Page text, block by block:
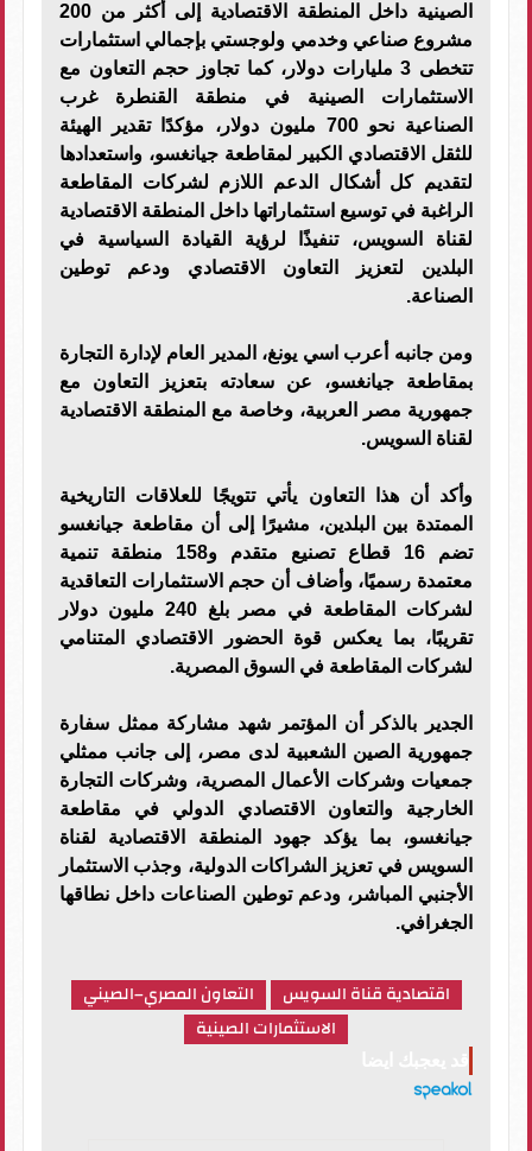
الصينية داخل المنطقة الاقتصادية إلى أكثر من 200
مشروع صناعي وخدمي ولوجستي بإجمالي استثمارات
تتخطى 3 مليارات دولار، كما تجاوز حجم التعاون مع
الاستثمارات الصينية في منطقة القنطرة غرب
الصناعية نحو 700 مليون دولار، مؤكدًا تقدير الهيئة
للثقل الاقتصادي الكبير لمقاطعة جيانغسو، واستعدادها
لتقديم كل أشكال الدعم اللازم لشركات المقاطعة
الراغبة في توسيع استثماراتها داخل المنطقة الاقتصادية
لقناة السويس، تنفيذًا لرؤية القيادة السياسية في
البلدين لتعزيز التعاون الاقتصادي ودعم توطين
الصناعة.
ومن جانبه أعرب اسي يونغ، المدير العام لإدارة التجارة
بمقاطعة جيانغسو، عن سعادته بتعزيز التعاون مع
جمهورية مصر العربية، وخاصة مع المنطقة الاقتصادية
لقناة السويس.
وأكد أن هذا التعاون يأتي تتويجًا للعلاقات التاريخية
الممتدة بين البلدين، مشيرًا إلى أن مقاطعة جيانغسو
تضم 16 قطاع تصنيع متقدم و158 منطقة تنمية
معتمدة رسميًا، وأضاف أن حجم الاستثمارات التعاقدية
لشركات المقاطعة في مصر بلغ 240 مليون دولار
تقريبًا، بما يعكس قوة الحضور الاقتصادي المتنامي
لشركات المقاطعة في السوق المصرية.
الجدير بالذكر أن المؤتمر شهد مشاركة ممثل سفارة
جمهورية الصين الشعبية لدى مصر، إلى جانب ممثلي
جمعيات وشركات الأعمال المصرية، وشركات التجارة
الخارجية والتعاون الاقتصادي الدولي في مقاطعة
جيانغسو، بما يؤكد جهود المنطقة الاقتصادية لقناة
السويس في تعزيز الشراكات الدولية، وجذب الاستثمار
الأجنبي المباشر، ودعم توطين الصناعات داخل نطاقها
الجغرافي.
اقتصادية قناة السويس
التعاون المصري–الصيني
الاستثمارات الصينية